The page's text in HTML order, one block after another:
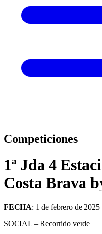
Competiciones
1ª Jda 4
Costa Brava
FECHA: 1 de febrero de 2025
SOCIAL – Recorrido verde